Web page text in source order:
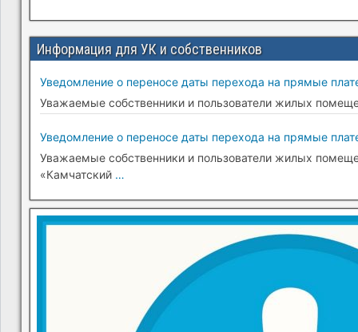
Информация для УК и собственников
Уведомление о переносе даты перехода на прямые
Уважаемые собственники и пользователи жилых
Уведомление о переносе даты перехода на прямые
Уважаемые собственники и пользователи жилых
«Камчатский …